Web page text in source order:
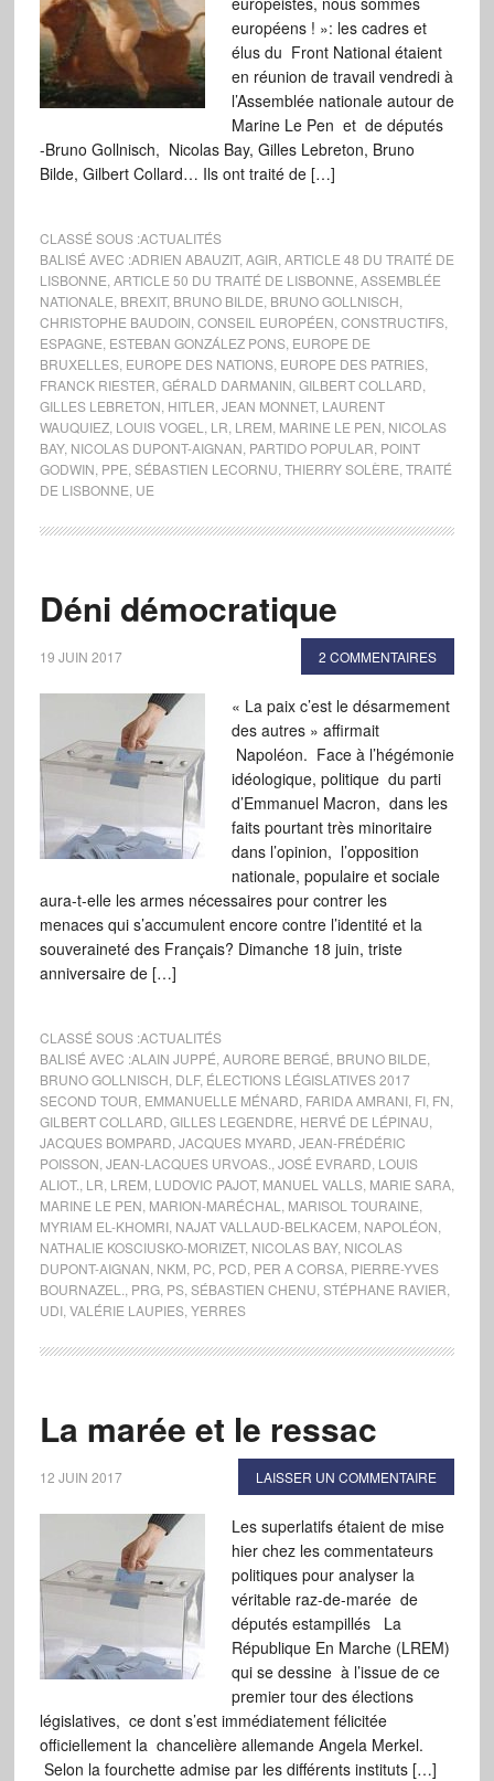
européens ! »: les cadres et
élus du Front National étaient
en réunion de travail vendredi à
l’Assemblée nationale autour de
Marine Le Pen et de députés
-Bruno Gollnisch, Nicolas Bay, Gilles Lebreton, Bruno
Bilde, Gilbert Collard… Ils ont traité de […]
CLASSÉ SOUS :ACTUALITÉS
BALISÉ AVEC :ADRIEN ABAUZIT, AGIR ARTICLE 48 DU TRAITÉ DE
LISBONNE ARTICLE 50 DU TRAITÉ DE LISBONNE ASSEMBLÉE
NATIONALE BREXIT, BRUNO BILDE BRUNO GOLLNISCH
CHRISTOPHE BAUDOIN CONSEIL EUROPÉEN CONSTRUCTIFS,
ESPAGNE ESTEBAN GONZÁLEZ PONS, EUROPE DE
BRUXELLES, EUROPE DES NATIONS, EUROPE DES PATRIES,
FRANCK RIESTER GÉRALD DARMANIN GILBERT COLLARD
GILLES LEBRETON HITLER JEAN MONNET, LAURENT
WAUQUIEZ, LOUIS VOGEL LR LREM MARINE LE PEN NICOLAS
BAY, NICOLAS DUPONT-AIGNAN PARTIDO POPULAR POINT
GODWIN PPE SÉBASTIEN LECORNU THIERRY SOLÈRE TRAITÉ
DE LISBONNE UE
Déni démocratique
19 JUIN 2017 2 COMMENTAIRES
« La paix c’est le désarmement
des autres » affirmait
Napoléon. Face à l’hégémonie
idéologique, politique du parti
d’Emmanuel Macron, dans les
faits pourtant très minoritaire
dans l’opinion, l’opposition
nationale, populaire et sociale
aura-t-elle les armes nécessaires pour contrer les
menaces qui s’accumulent encore contre l’identité et la
souveraineté des Français? Dimanche 18 juin, triste
anniversaire de […]
CLASSÉ SOUS :ACTUALITÉS
BALISÉ AVEC :ALAIN JUPPÉ AURORE BERGÉ BRUNO BILDE
BRUNO GOLLNISCH DLF, ÉLECTIONS LÉGISLATIVES 2017
SECOND TOUR EMMANUELLE MÉNARD FARIDA AMRANI, FI, FN
GILBERT COLLARD GILLES LEGENDRE HERVÉ DE LÉPINAU
JACQUES BOMPARD JACQUES MYARD JEAN-FRÉDÉRIC
POISSON JEAN-LACQUES URVOAS. JOSÉ EVRARD LOUIS
ALIOT. LR LREM LUDOVIC PAJOT, MANUEL VALLS, MARIE SARA,
MARINE LE PEN MARION-MARÉCHAL MARISOL TOURAINE
MYRIAM EL-KHOMRI, NAJAT VALLAUD-BELKACEM NAPOLÉON
NATHALIE KOSCIUSKO-MORIZET, NICOLAS BAY, NICOLAS
DUPONT-AIGNAN NKM PC PCD PER A CORSA, PIERRE-YVES
BOURNAZEL.
PRG, PS, SÉBASTIEN CHENU STÉPHANE RAVIER
UDI, VALÉRIE LAUPIES, YERRES
La marée et le ressac
12 JUIN 2017 LAISSER UN COMMENTAIRE
Les superlatifs étaient de mise
hier chez les commentateurs
politiques pour analyser la
véritable raz-de-marée de
députés estampillés La
République En Marche (LREM)
qui se dessine à l’issue de ce
premier tour des élections
législatives, ce dont s’est immédiatement félicitée
officiellement la chancelière allemande Angela Merkel.
Selon la fourchette admise par les différents instituts […]